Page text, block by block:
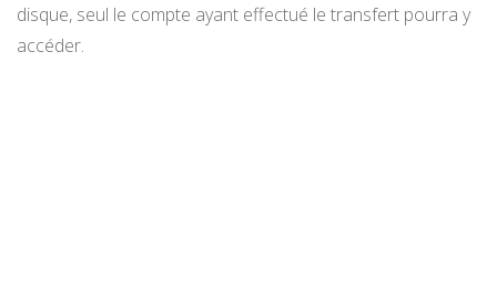
disque, seul le compte ayant effectué le transfert pourra y
accéder.